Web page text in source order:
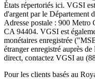
États répertoriés ici. VGSI
d'argent par le Département
Adresse postale : 900
CA 94404. VGSI est
monétaires enregistrée
étranger enregistré auprès
direct, contactez VGSI au
Pour les clients basés au